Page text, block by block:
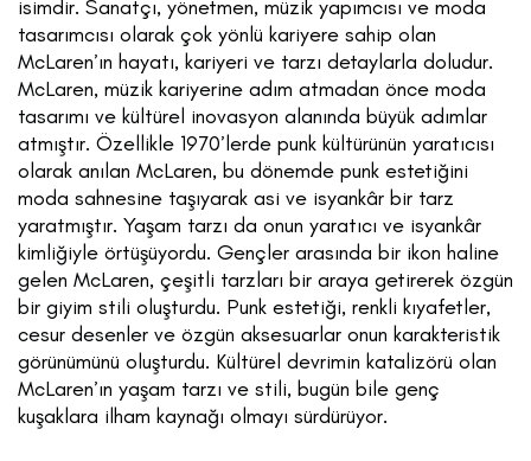
isimdir. Sanatçı, yönetmen, müzik yapımcısı ve moda
tasarımcısı olarak çok yönlü kariyere sahip olan
McLaren’ın hayatı, kariyeri ve tarzı detaylarla doludur.
McLaren, müzik kariyerine adım atmadan önce moda
tasarımı ve kültürel inovasyon alanında büyük adımlar
atmıştır. Özellikle 1970’lerde punk kültürünün yaratıcısı
olarak anılan McLaren, bu dönemde punk estetiğini
moda sahnesine taşıyarak asi ve isyankâr bir tarz
yaratmıştır. Yaşam tarzı da onun yaratıcı ve isyankâr
kimliğiyle örtüşüyordu. Gençler arasında bir ikon haline
gelen McLaren, çeşitli tarzları bir araya getirerek özgün
bir giyim stili oluşturdu. Punk estetiği, renkli kıyafetler,
cesur desenler ve özgün aksesuarlar onun karakteristik
görünümünü oluşturdu. Kültürel devrimin katalizörü olan
McLaren’ın yaşam tarzı ve stili, bugün bile genç
kuşaklara ilham kaynağı olmayı sürdürüyor.